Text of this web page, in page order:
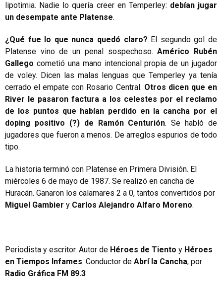
lipotimia. Nadie lo quería creer en Temperley: debían jugar
un desempate ante Platense.
¿Qué fue lo que nunca quedó claro? El segundo gol de
Platense vino de un penal sospechoso.Américo Rubén
Gallego cometió una mano intencional propia de un jugador
de voley. Dicen las malas lenguas que Temperley ya tenía
cerrado el empate con Rosario Central. Otros dicen que en
River le pasaron factura a los celestes por el reclamo
de los puntos que habían perdido en la cancha por el
doping positivo (?) de Ramón Centurión. Se habló de
jugadores que fueron a menos. De arreglos espurios de todo
tipo.
La historia terminó con Platense en Primera División. El
miércoles 6 de mayo de 1987. Se realizó en cancha de
Huracán. Ganaron los calamares 2 a 0, tantos convertidos por
Miguel Gambier y Carlos Alejandro Alfaro Moreno.
Periodista y escritor. Autor de Héroes de Tiento y Héroes
en Tiempos Infames. Conductor de Abrí la Cancha, por
Radio Gráfica FM 89.3